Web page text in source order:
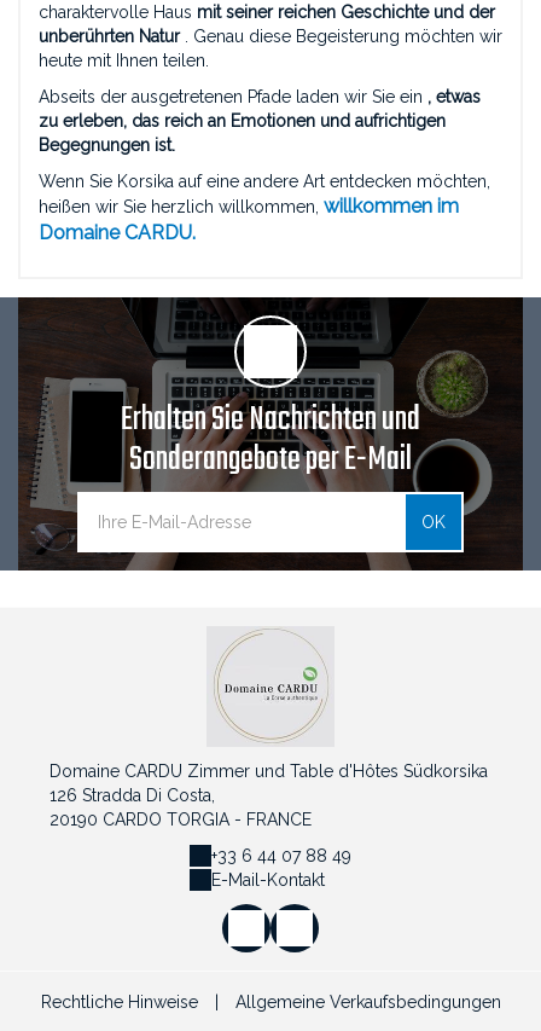
charaktervolle Haus mit seiner reichen Geschichte und der
unberührten Natur. Genau diese Begeisterung möchten wir
heute mit Ihnen teilen.
Abseits der ausgetretenen Pfade laden wir Sie ein , etwas
zu erleben, das reich an Emotionen und aufrichtigen
Begegnungen ist.
Wenn Sie Korsika auf eine andere Art entdecken möchten,
heißen wir Sie herzlich willkommen, willkommen im
Domaine CARDU.
Erhalten Sie Nachrichten und
Sonderangebote per E-Mail
OK
Domaine CARDU Zimmer und Table d'Hôtes Südkorsika
126 Stradda Di Costa,
20190 CARDO TORGIA - FRANCE
+33 6 44 07 88 49
E-Mail-Kontakt
Rechtliche Hinweise Allgemeine Verkaufsbedingungen